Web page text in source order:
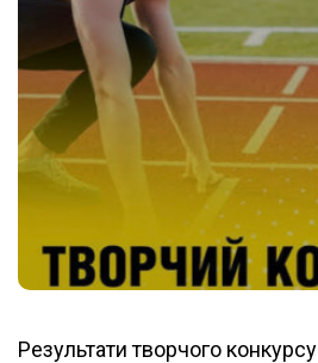
Результати творчого конкурсу